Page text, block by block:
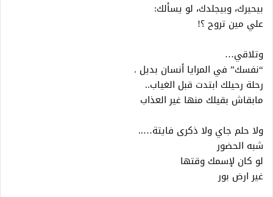
بيحيرك، وبيجلدك، لو يسألك:
علي مين تروح ؟!
وتلاقي…
“نفسك” في المرايا أنسان بديل .
رحلة رحيلك ابتدت قبل الغياب..
مابقاش بقيلك منها غير العذاب
ولا حلم جاي ولا ذكرى فايتة…..
شبه الحضور
لو كان لإسمك وقتها
غير ارض بور